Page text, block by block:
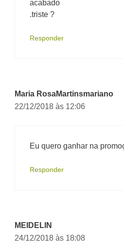
acabado
.triste ?
Responder
Maria RosaMartinsmariano
22/12/2018 às 12:06
Eu quero ganhar na
Responder
MEIDELIN
24/12/2018 às 18:08